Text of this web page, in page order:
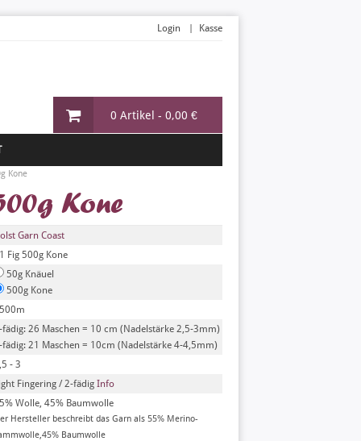
0 Artikel - 0,00 €
Login Kasse
Kone
Kone
Garn Coast
Fig 500g Kone
50g Knäuel
500g Kone
fädig: 26 Maschen = 10 cm (Nadelstärke 2,5-3mm)
fädig: 21 Maschen = 10cm (Nadelstärke 4-4,5mm)
- 3
Fingering / 2-fädig Info
Wolle, 45% Baumwolle
Hersteller beschreibt das Garn als 55% Merino-
Baumwolle